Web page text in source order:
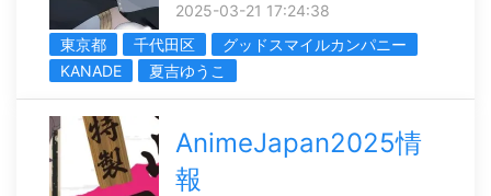
2025-03-21 17:24:38
東京都
千代田区
グッドスマイルカンパニー
KANADE
夏吉ゆうこ
AnimeJapan2025情
報